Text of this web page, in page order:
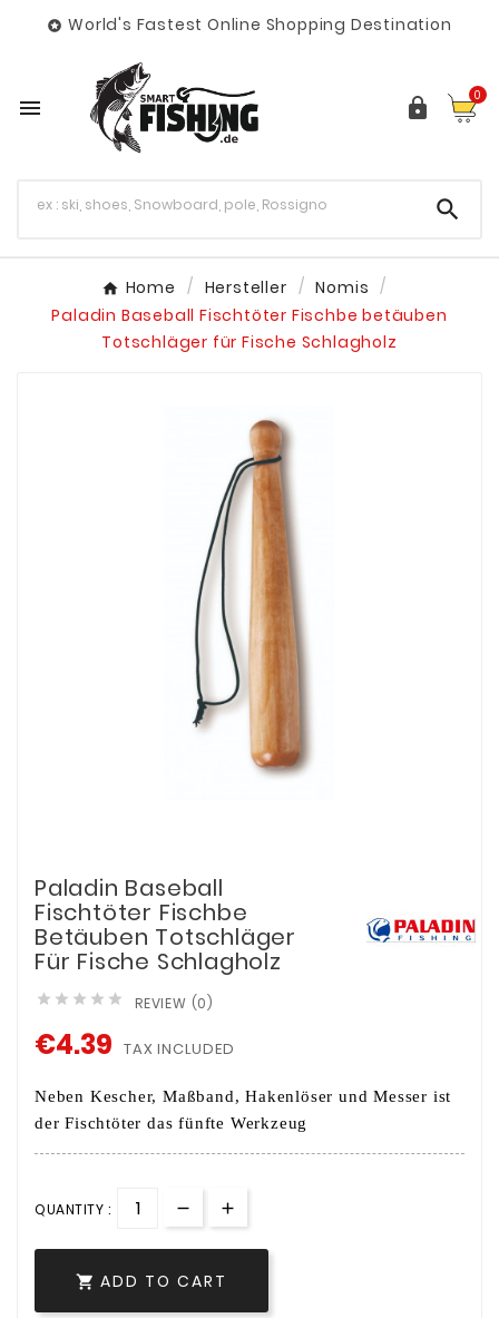
 World's Fastest Online Shopping Destination
  0

Home Hersteller
Nomis
Paladin Baseball Fischtöter Fischbe betäuben
Totschläger für Fische Schlagholz
Paladin Baseball
Fischtöter Fischbe
Betäuben Totschläger
Für Fische Schlagholz
     REVIEW (0)
€4.39 TAX INCLUDED
Neben Kescher, Maßband, Hakenlöser und Messer ist
der Fischtöter das fünfte Werkzeug
QUANTITY :
 ADD TO CART